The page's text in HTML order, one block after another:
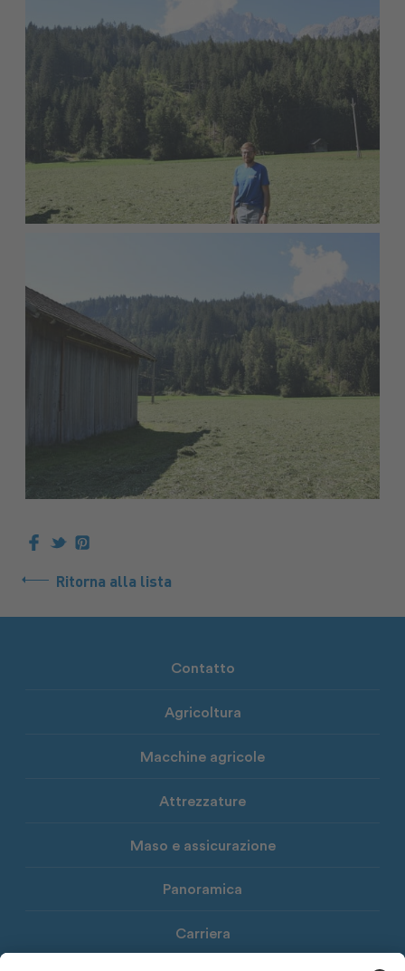
Ritorna alla lista
Contatto
Agricoltura
Macchine agricole
Attrezzature
Maso e assicurazione
Panoramica
Carriera